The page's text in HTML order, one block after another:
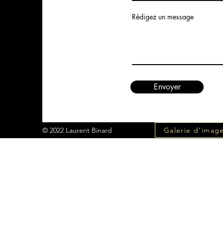
Rédigez un message
Envoyer
© 2022 Laurent Binard Galerie